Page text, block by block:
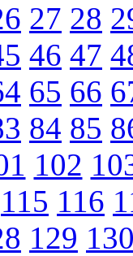
27 28
46 47
65 66
84 85
102
115 116
129